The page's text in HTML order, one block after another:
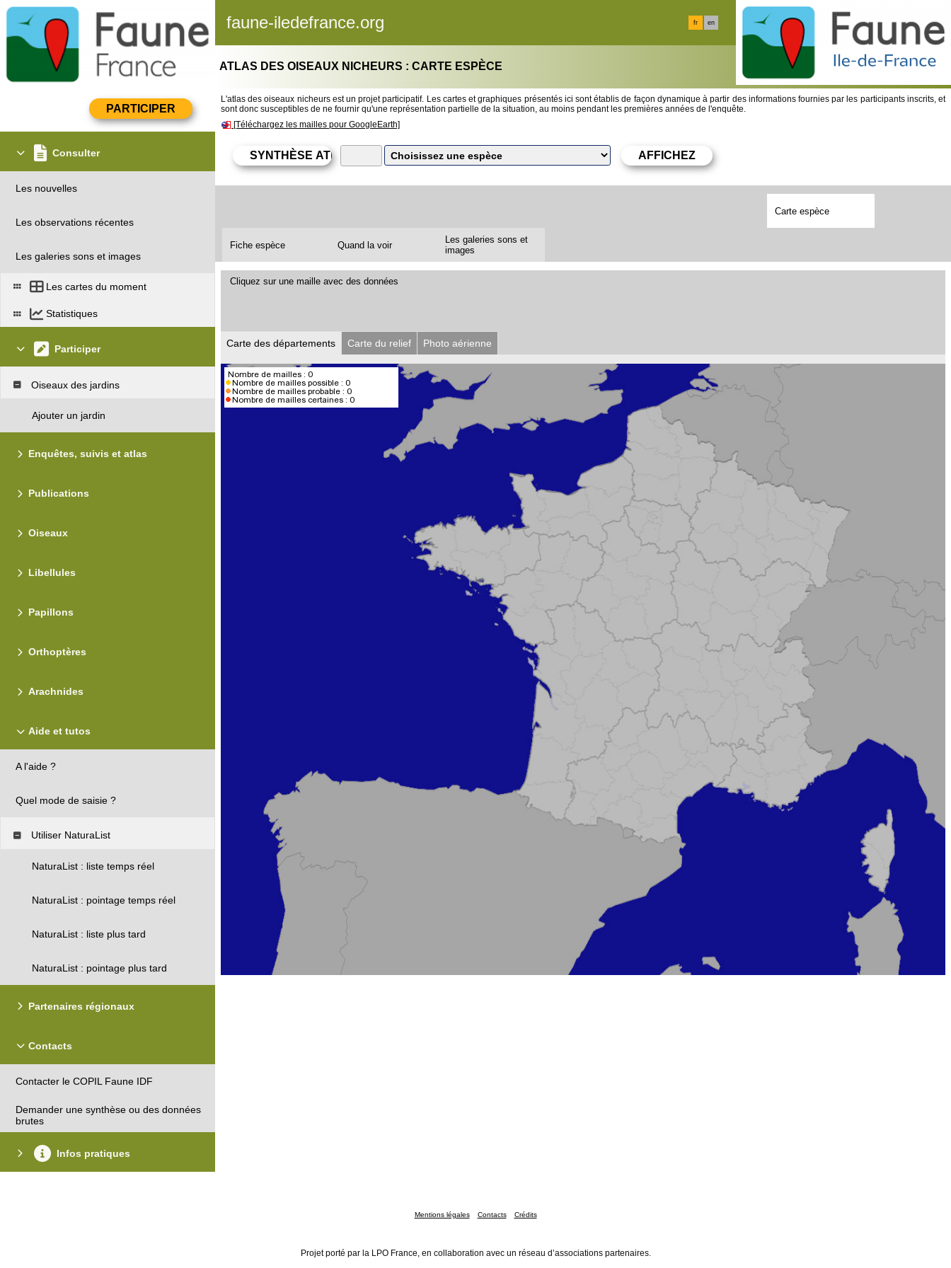
faune-iledefrance.org fr en
Consulter
Les nouvelles
Les observations récentes
Les galeries sons et images
Les cartes du moment
Statistiques
Participer
Oiseaux des jardins
Ajouter un jardin
Enquêtes, suivis et atlas
Publications
Oiseaux
Libellules
Papillons
Orthoptères
Arachnides
Aide et tutos
A l'aide ?
Quel mode de saisie ?
Utiliser NaturaList
NaturaList : liste temps réel
NaturaList : pointage temps réel
NaturaList : liste plus tard
NaturaList : pointage plus tard
Partenaires régionaux
Contacts
Contacter le COPIL Faune IDF
Demander une synthèse ou des données
brutes
Infos pratiques
ATLAS DES OISEAUX NICHEURS : CARTE ESPÈCE
L'atlas des oiseaux nicheurs est un projet participatif. Les cartes et graphiques présentés ici sont établis de façon dynamique à partir des informations fournies par les participants inscrits, et
sont donc susceptibles de ne fournir qu'une représentation partielle de la situation, au moins pendant les premières années de l'enquête.
[Téléchargez les mailles pour GoogleEarth]
Carte espèce
Fiche espèce Quand la voir
Les galeries sons et
images
Cliquez sur une maille avec des données
Carte des départements Carte du relief Photo aérienne
Mentions légales Contacts Crédits
Projet porté par la LPO France, en collaboration avec un réseau d’associations partenaires.